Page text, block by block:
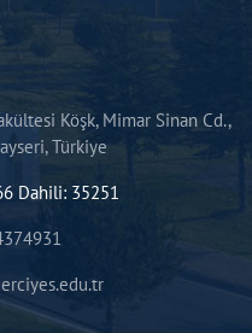
Köşk, Mimar Sinan Cd.,
Türkiye
Dahili: 35251